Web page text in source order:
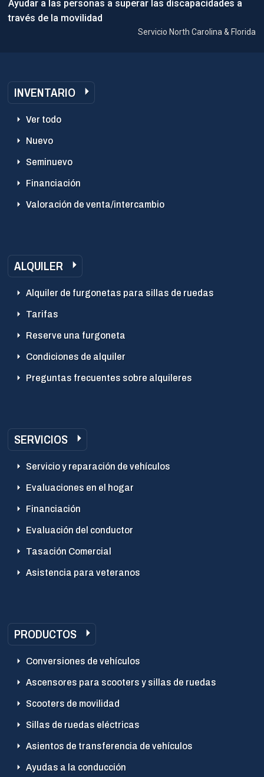
Ayudar a las personas a superar las discapacidades a
través de la movilidad
Servicio North Carolina & Florida
INVENTARIO
Ver todo
Nuevo
Seminuevo
Financiación
Valoración de venta/intercambio
ALQUILER
Alquiler de furgonetas para sillas de ruedas
Tarifas
Reserve una furgoneta
Condiciones de alquiler
Preguntas frecuentes sobre alquileres
SERVICIOS
Servicio y reparación de vehículos
Evaluaciones en el hogar
Financiación
Evaluación del conductor
Tasación Comercial
Asistencia para veteranos
PRODUCTOS
Conversiones de vehículos
Ascensores para scooters y sillas de ruedas
Scooters de movilidad
Sillas de ruedas eléctricas
Asientos de transferencia de vehículos
Ayudas a la conducción